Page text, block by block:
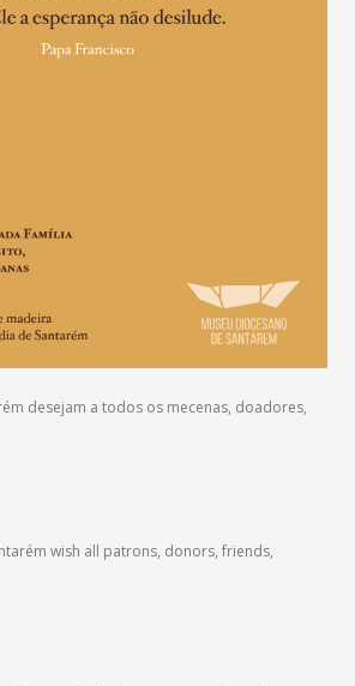
desejam a todos os mecenas, doadores,
wish all patrons, donors, friends,